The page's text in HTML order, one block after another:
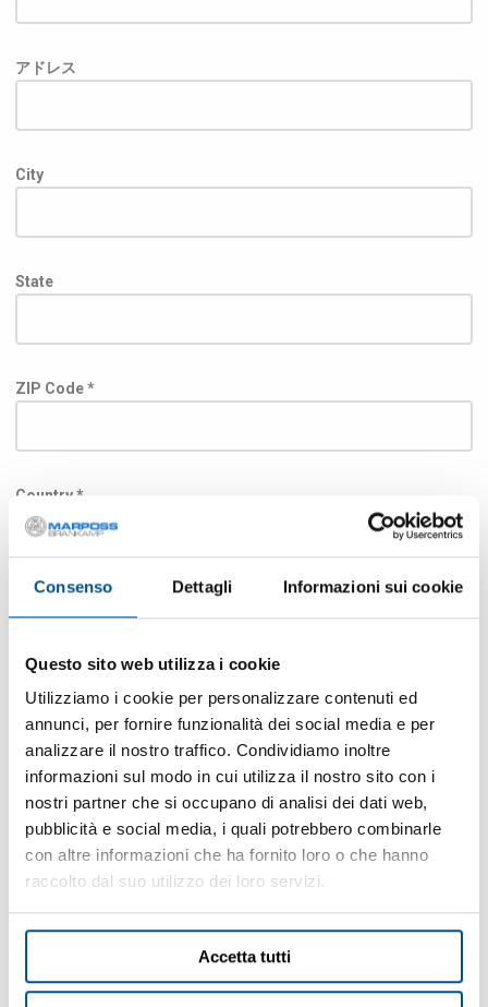
Consenso Dettagli Informazioni sui cookie
Questo sito web utilizza i cookie
Utilizziamo i cookie per personalizzare contenuti ed
annunci, per fornire funzionalità dei social media e per
analizzare il nostro traffico. Condividiamo inoltre
informazioni sul modo in cui utilizza il nostro sito con i
nostri partner che si occupano di analisi dei dati web,
pubblicità e social media, i quali potrebbero combinarle
con altre informazioni che ha fornito loro o che hanno
raccolto dal suo utilizzo dei loro servizi.
Accetta tutti
アドレス
City
State
ZIP Code *
Country *
電話